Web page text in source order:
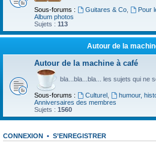
Sous-forums : Guitares & Co, Pour
Album photos
Sujets : 113
Autour de la
Autour de la machine à café
bla...bla...bla... les sujets qui ne
Sous-forums : Culturel, humour,
Anniversaires des membres
Sujets : 1560
CONNEXION • S’ENREGISTRER